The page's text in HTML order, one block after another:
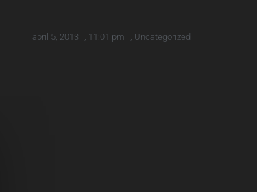
abril 5, 2013 , 11:01 pm , Uncategorized